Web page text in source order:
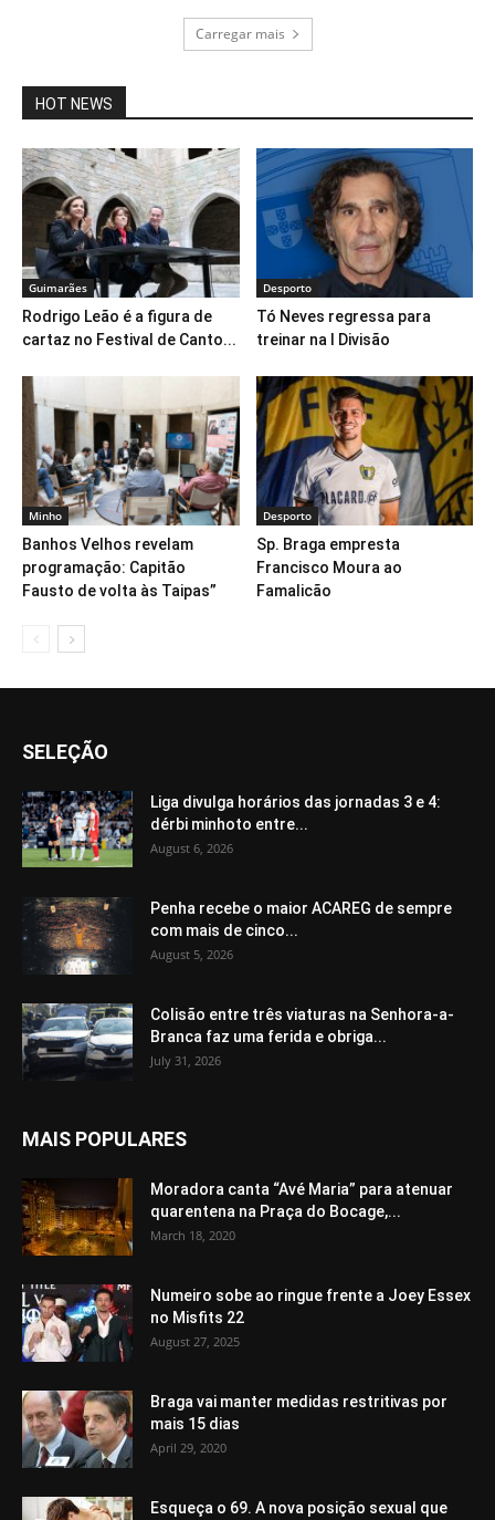
Carregar mais
HOT NEWS
Guimarães
Rodrigo Leão é a figura de
cartaz no Festival de Canto...
Desporto
Tó Neves regressa para
treinar na I Divisão
Minho
Banhos Velhos revelam
programação: Capitão
Fausto de volta às Taipas”
Desporto
Sp. Braga empresta
Francisco Moura ao
Famalicão
SELEÇÃO
Liga divulga horários das jornadas 3 e 4:
dérbi minhoto entre...
August 6, 2026
Penha recebe o maior ACAREG de sempre
com mais de cinco...
August 5, 2026
Colisão entre três viaturas na Senhora-a-
Branca faz uma ferida e obriga...
July 31, 2026
MAIS POPULARES
Moradora canta “Avé Maria” para atenuar
quarentena na Praça do Bocage,...
March 18, 2020
Numeiro sobe ao ringue frente a Joey Essex
no Misfits 22
August 27, 2025
Braga vai manter medidas restritivas por
mais 15 dias
April 29, 2020
Esqueça o 69. A nova posição sexual que